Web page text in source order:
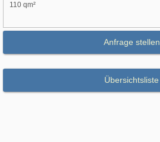
110 qm²
Anfrage stellen
Übersichtsliste